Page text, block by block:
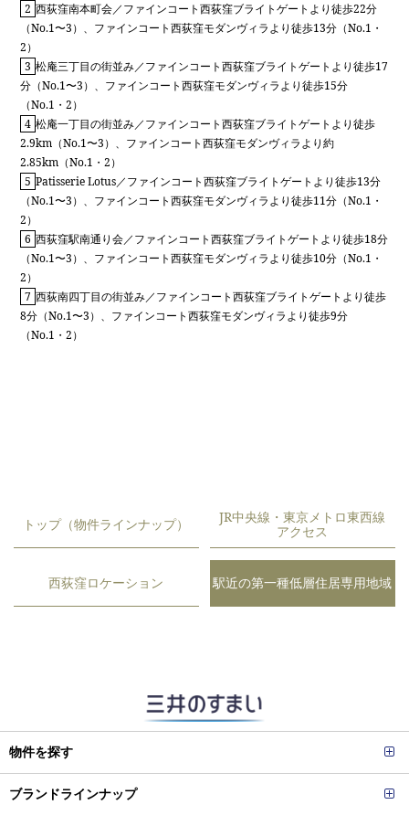
2 西荻窪南本町会／ファインコート西荻窪ブライトゲートより徒歩22分
（No.1〜3）、ファインコート西荻窪モダンヴィラより徒歩13分（No.1・
2）
3 松庵三丁目の街並み／ファインコート西荻窪ブライトゲートより徒歩17
分（No.1〜3）、ファインコート西荻窪モダンヴィラより徒歩15分
（No.1・2）
4 松庵一丁目の街並み／ファインコート西荻窪ブライトゲートより徒歩
2.9km（No.1〜3）、ファインコート西荻窪モダンヴィラより約
2.85km（No.1・2）
5 Patisserie Lotus／ファインコート西荻窪ブライトゲートより徒歩13分
（No.1〜3）、ファインコート西荻窪モダンヴィラより徒歩11分（No.1・
2）
6 西荻窪駅南通り会／ファインコート西荻窪ブライトゲートより徒歩18分
（No.1〜3）、ファインコート西荻窪モダンヴィラより徒歩10分（No.1・
2）
7 西荻南四丁目の街並み／ファインコート西荻窪ブライトゲートより徒歩
8分（No.1〜3）、ファインコート西荻窪モダンヴィラより徒歩9分
（No.1・2）
トップ（物件ラインナップ）
JR中央線・東京メトロ東西線
アクセス
西荻窪ロケーション 駅近の第一種低層住居専用地域
物件を探す
ブランドラインナップ